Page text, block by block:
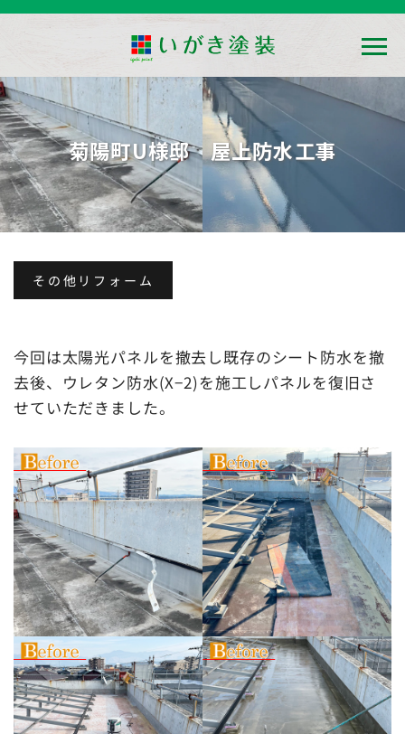
ン
テ
ン
ツ
へ
ス
キ
菊陽町U様邸 屋上防水工事
その他リフォーム
今回は太陽光パネルを撤去し既存のシート防水を撤
去後、ウレタン防水(X−2)を施工しパネルを復旧さ
せていただきました。